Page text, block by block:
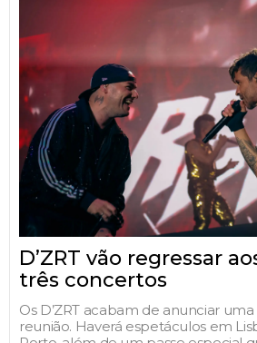
D’ZRT vão regressar
três concertos
Os D’ZRT acabam de anunciar
reunião. Haverá espetáculos em